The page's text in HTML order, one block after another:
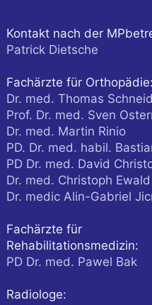
Kontakt nach der
Patrick Dietsche
Fachärzte für Orthopädie:
Dr. med. Thomas
Prof. Dr. med. Sven
Dr. med. Martin Rinio
PD. Dr. med. habil.
PD Dr. med. David
Dr. med. Christoph Ewald
Dr. medic Alin-Gabriel
Fachärzte für
Rehabilitationsmedizin:
PD Dr. med. Pawel Bak
Radiologe: